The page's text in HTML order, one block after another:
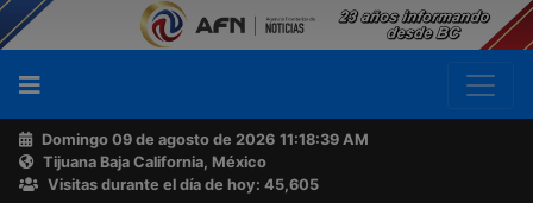
Domingo 09 de agosto de 2026 11:18:40 AM
Tijuana Baja California, México
Visitas durante el día de hoy: 45,605
Buscador